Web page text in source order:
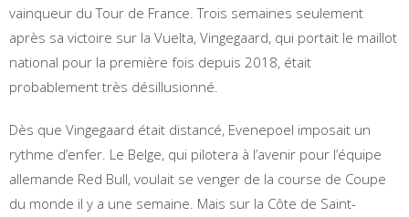
vainqueur du Tour de France. Trois semaines seulement
après sa victoire sur la Vuelta, Vingegaard, qui portait le maillot
national pour la première fois depuis 2018, était
probablement très désillusionné.
Dès que Vingegaard était distancé, Evenepoel imposait un
rythme d’enfer. Le Belge, qui pilotera à l’avenir pour l’équipe
allemande Red Bull, voulait se venger de la course de Coupe
du monde il y a une semaine. Mais sur la Côte de Saint-